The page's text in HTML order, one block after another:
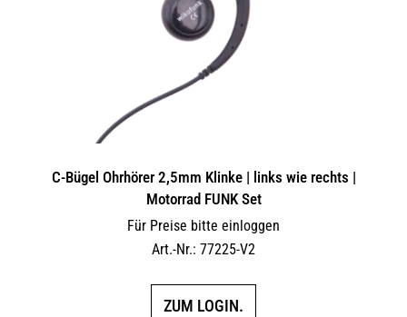
C-Bügel Ohrhörer 2,5mm Klinke | links wie rechts |
Motorrad FUNK Set
Für Preise bitte einloggen
Art.-Nr.: 77225-V2
ZUM LOGIN.